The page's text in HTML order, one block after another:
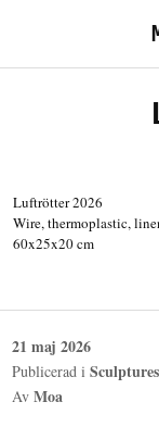
innehåll
Luftrötter 2026
Wire, thermoplastic,
60x25x20 cm
Publicerad
den
21 maj 2026
Publicerad i Sculptures
Av Moa